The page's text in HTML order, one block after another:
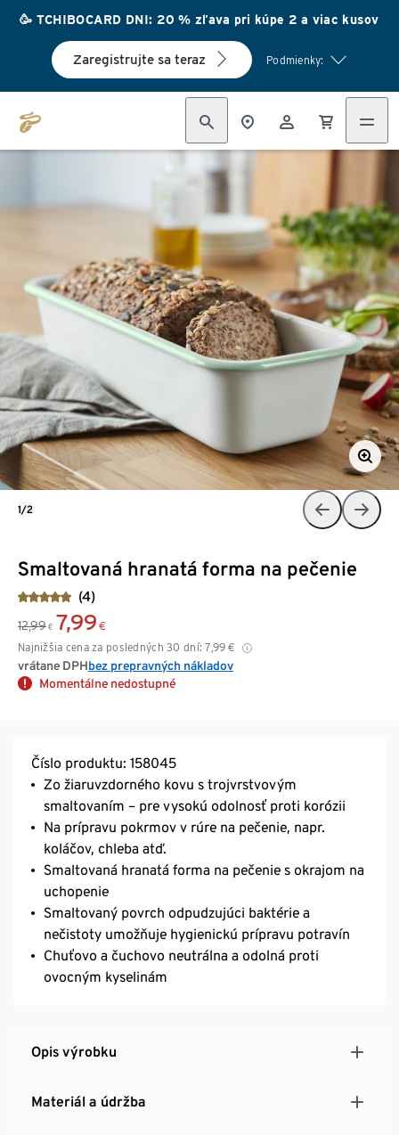
🥳 TCHIBOCARD DNI: 20 % zľava pri kúpe 2 a viac kusov
Zaregistrujte sa teraz Podmienky:
Smaltovaná hranatá forma na pečenie
(4)
12,99 € 7,99 €
Najnižšia cena za posledných 30 dní: 7,99 €
vrátane DPHbez prepravných nákladov
Momentálne nedostupné
1/2
Číslo produktu: 158045
Zo žiaruvzdorného kovu s trojvrstvovým
smaltovaním – pre vysokú odolnosť proti korózii
Na prípravu pokrmov v rúre na pečenie, napr.
koláčov, chleba atď.
Smaltovaná hranatá forma na pečenie s okrajom na
uchopenie
Smaltovaný povrch odpudzujúci baktérie a
nečistoty umožňuje hygienickú prípravu potravín
Chuťovo a čuchovo neutrálna a odolná proti
ovocným kyselinám
Opis výrobku
Materiál a údržba